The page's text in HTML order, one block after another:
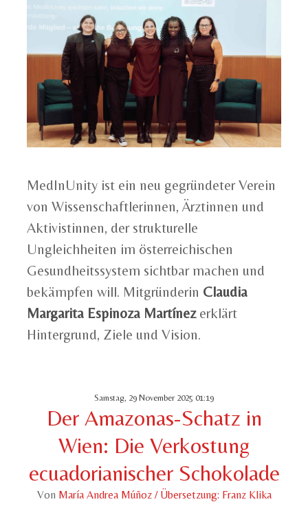
MedInUnity ist ein neu gegründeter Verein
von Wissenschaftlerinnen, Ärztinnen und
Aktivistinnen, der strukturelle
Ungleichheiten im österreichischen
Gesundheitssystem sichtbar machen und
bekämpfen will. Mitgründerin Claudia
Margarita Espinoza Martínezerklärt
Hintergrund, Ziele und Vision.
Samstag, 29 November 2025 01:19
Der Amazonas-Schatz in
Wien: Die Verkostung
ecuadorianischer Schokolade
Von María Andrea Múñoz / Übersetzung: Franz Klika